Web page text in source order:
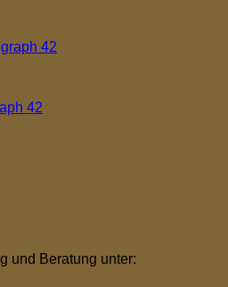
42
und Beratung unter: